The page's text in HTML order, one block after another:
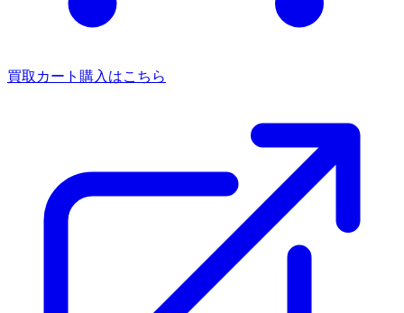
買取カート 購入はこちら